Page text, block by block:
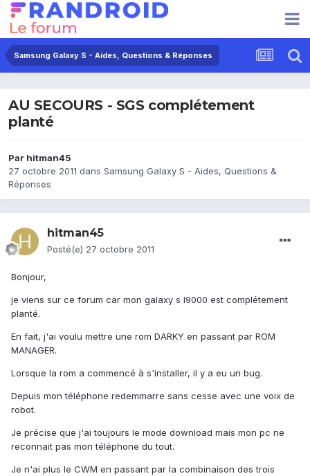
Samsung Galaxy S - Aides, Questions & Réponses
AU SECOURS - SGS complétement
planté
Par hitman45
27 octobre 2011 dans Samsung Galaxy S - Aides, Questions &
Réponses
hitman45
Posté(e) 27 octobre 2011
Bonjour,
je viens sur ce forum car mon galaxy s I9000 est complétement
planté.
En fait, j'ai voulu mettre une rom DARKY en passant par ROM
MANAGER.
Lorsque la rom a commencé à s'installer, il y a eu un bug.
Depuis mon téléphone redemmarre sans cesse avec une voix de
robot.
Je précise que j'ai toujours le mode download mais mon pc ne
reconnait pas mon téléphone du tout.
Je n'ai plus le CWM en passant par la combinaison des trois